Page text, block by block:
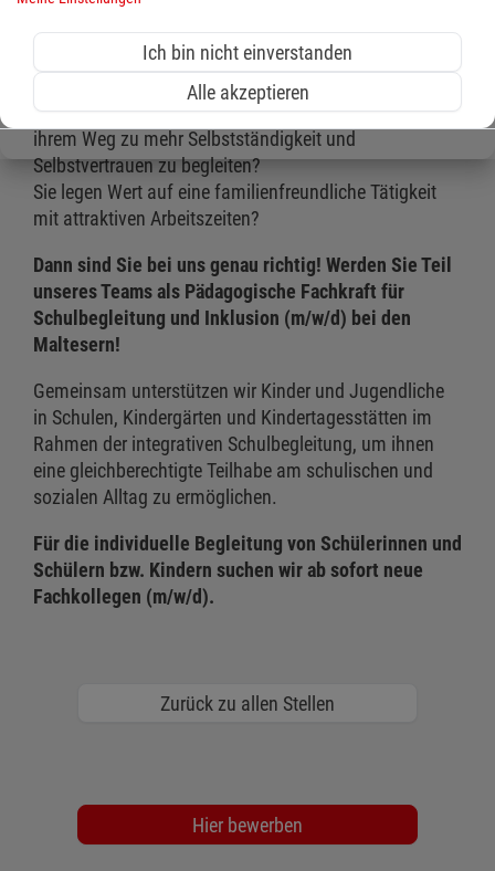
In Teilzeit (15-27Wo./Std.), ab sofort
Sie haben Freude daran, Kinder und Jugendliche auf
ihrem Weg zu mehr Selbstständigkeit und
Selbstvertrauen zu begleiten?
Sie legen Wert auf eine familienfreundliche Tätigkeit
mit attraktiven Arbeitszeiten?
Dann sind Sie bei uns genau richtig! Werden Sie Teil
unseres Teams als Pädagogische Fachkraft für
Schulbegleitung und Inklusion (m/w/d) bei den
Maltesern!
Gemeinsam unterstützen wir Kinder und Jugendliche
in Schulen, Kindergärten und Kindertagesstätten im
Rahmen der integrativen Schulbegleitung, um ihnen
eine gleichberechtigte Teilhabe am schulischen und
sozialen Alltag zu ermöglichen.
Für die individuelle Begleitung von Schülerinnen und
Schülern bzw. Kindern suchen wir ab sofort neue
Fachkollegen (m/w/d).
Zurück zu allen Stellen
Hier bewerben
Ich bin nicht einverstanden
Alle akzeptieren